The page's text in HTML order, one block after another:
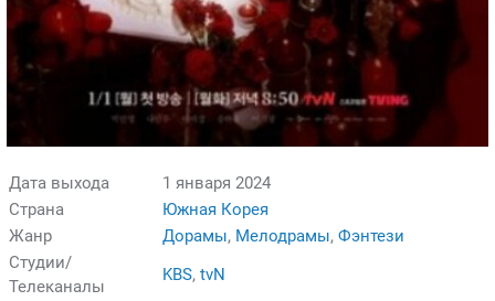
Дата выхода
1 января 2024
Страна
Южная Корея
Жанр
Дорамы, Мелодрамы, Фэнтези
Студии/
Телеканалы
KBS, tvN